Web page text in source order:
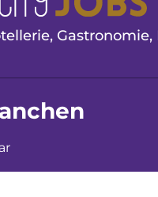
Gastronomie,